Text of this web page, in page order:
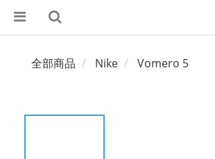
全部商品 Nike Vomero 5